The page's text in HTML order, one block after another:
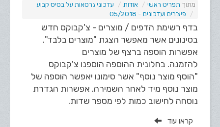
תפריט ראשי אודות
עדכוני גרסאות על בסיס קבוע
פיצ'רים ועדכונים - 05/2018
בדף רשימת הדפים / מוצרים - צ'קבוקס חדש
בסינונים אשר מאפשר הצגת "מוצרים בלבד".
אפשרות הוספה ברצף של מוצרים
להזמנה. בחלונית ההוספה הוספנו צ'קבוקס
"הוסף מוצר נוסף" אשר סימונו יאפשר הוספה של
מוצר נוסף מיד לאחר השמירה. אפשרות הגדרת
נוסחה לחישוב כמות לפי מספר שדות.
קראו עוד